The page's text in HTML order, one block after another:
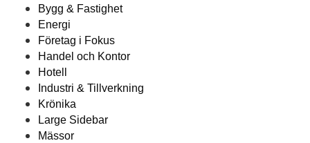
Bygg & Fastighet
Energi
Företag i Fokus
Handel och Kontor
Hotell
Industri & Tillverkning
Krönika
Large Sidebar
Mässor